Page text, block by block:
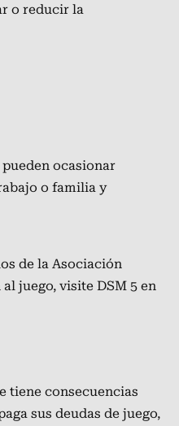
o reducir la
ocasionar
o familia y
de la Asociación
juego, visite DSM 5 en
tiene consecuencias
sus deudas de juego,